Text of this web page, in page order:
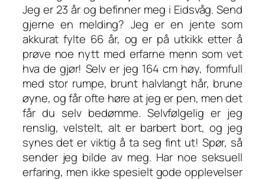
Jeg er 23 år og befinner meg i Eidsvåg. Send
gjerne en melding? Jeg er en jente som
akkurat fylte 66 år, og er på utkikk etter å
prøve noe nytt med erfarne menn som vet
hva de gjør! Selv er jeg 164 cm høy, formfull
med stor rumpe, brunt halvlangt hår, brune
øyne, og får ofte høre at jeg er pen, men det
får du selv bedømme. Selvfølgelig er jeg
renslig, velstelt, alt er barbert bort, og jeg
synes det er viktig å ta seg fint ut! Spør, så
sender jeg bilde av meg. Har noe seksuell
erfaring, men ikke spesielt gode opplevelser